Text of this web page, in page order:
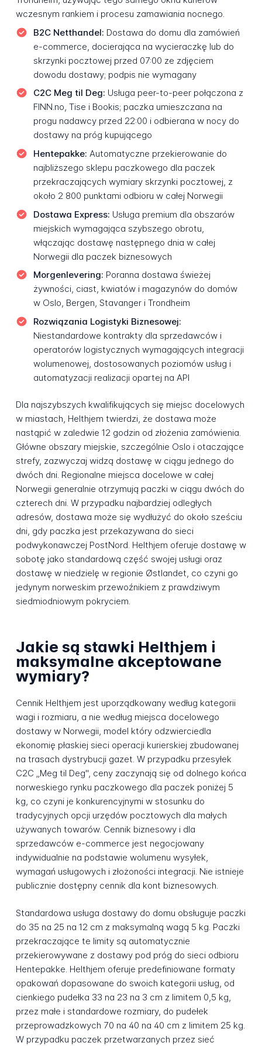
wczesnym rankiem i procesu zamawiania nocnego.
B2C Netthandel: Dostawa do domu dla zamówień
e-commerce, docierająca na wycieraczkę lub do
skrzynki pocztowej przed 07:00 ze zdjęciem
dowodu dostawy; podpis nie wymagany
C2C Meg til Deg: Usługa peer-to-peer połączona z
FINN.no, Tise i Bookis; paczka umieszczana na
progu nadawcy przed 22:00 i odbierana w nocy do
dostawy na próg kupującego
Hentepakke: Automatyczne przekierowanie do
najbliższego sklepu paczkowego dla paczek
przekraczających wymiary skrzynki pocztowej, z
około 2 800 punktami odbioru w całej Norwegii
Dostawa Express: Usługa premium dla obszarów
miejskich wymagająca szybszego obrotu,
włączając dostawę następnego dnia w całej
Norwegii dla paczek biznesowych
Morgenlevering: Poranna dostawa świeżej
żywności, ciast, kwiatów i magazynów do domów
w Oslo, Bergen, Stavanger i Trondheim
Rozwiązania Logistyki Biznesowej:
Niestandardowe kontrakty dla sprzedawców i
operatorów logistycznych wymagających integracji
wolumenowej, dostosowanych poziomów usług i
automatyzacji realizacji opartej na API
Dla najszybszych kwalifikujących się miejsc docelowych
w miastach, Helthjem twierdzi, że dostawa może
nastąpić w zaledwie 12 godzin od złożenia zamówienia.
Główne obszary miejskie, szczególnie Oslo i otaczające
strefy, zazwyczaj widzą dostawę w ciągu jednego do
dwóch dni. Regionalne miejsca docelowe w całej
Norwegii generalnie otrzymują paczki w ciągu dwóch do
czterech dni. W przypadku najbardziej odległych
adresów, dostawa może się wydłużyć do około sześciu
dni, gdy paczka jest przekazywana do sieci
podwykonawczej PostNord. Helthjem oferuje dostawę w
sobotę jako standardową część swojej usługi oraz
dostawę w niedzielę w regionie Østlandet, co czyni go
jedynym norweskim przewoźnikiem z prawdziwym
siedmiodniowym pokryciem.
Jakie są stawki Helthjem i
maksymalne akceptowane
wymiary?
Cennik Helthjem jest uporządkowany według kategorii
wagi i rozmiaru, a nie według miejsca docelowego
dostawy w Norwegii, model który odzwierciedla
ekonomię płaskiej sieci operacji kurierskiej zbudowanej
na trasach dystrybucji gazet. W przypadku przesyłek
C2C „Meg til Deg", ceny zaczynają się od dolnego końca
norweskiego rynku paczkowego dla paczek poniżej 5
kg, co czyni je konkurencyjnymi w stosunku do
tradycyjnych opcji urzędów pocztowych dla małych
używanych towarów. Cennik biznesowy i dla
sprzedawców e-commerce jest negocjowany
indywidualnie na podstawie wolumenu wysyłek,
wymagań usługowych i złożoności integracji. Nie istnieje
publicznie dostępny cennik dla kont biznesowych.
Standardowa usługa dostawy do domu obsługuje paczki
do 35 na 25 na 12 cm z maksymalną wagą 5 kg. Paczki
przekraczające te limity są automatycznie
przekierowywane z dostawy pod próg do sieci odbioru
Hentepakke. Helthjem oferuje predefiniowane formaty
opakowań dopasowane do swoich kategorii usług, od
cienkiego pudełka 33 na 23 na 3 cm z limitem 0,5 kg,
przez małe i standardowe rozmiary, do pudełek
przeprowadzkowych 70 na 40 na 40 cm z limitem 25 kg.
W przypadku paczek przetwarzanych przez sieć